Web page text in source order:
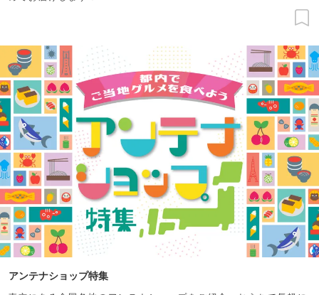
アンテナショップ特集